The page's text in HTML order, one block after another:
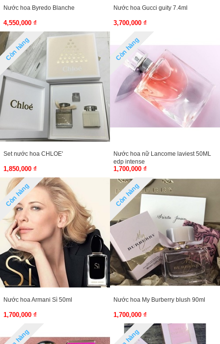
Nước hoa Byredo Blanche
4,550,000 ₫
Nước hoa Gucci guity 7.4ml
3,700,000 ₫
Còn hàng
Set nước hoa CHLOE'
1,850,000 ₫
Còn hàng
Nước hoa nữ Lancome laviest 50ML
edp intense
1,700,000 ₫
Còn hàng
Nước hoa Armani Sì 50ml
1,700,000 ₫
Còn hàng
Nước hoa My Burberry blush 90ml
1,700,000 ₫